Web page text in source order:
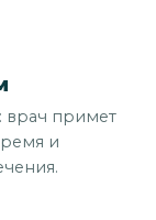
врач примет
и